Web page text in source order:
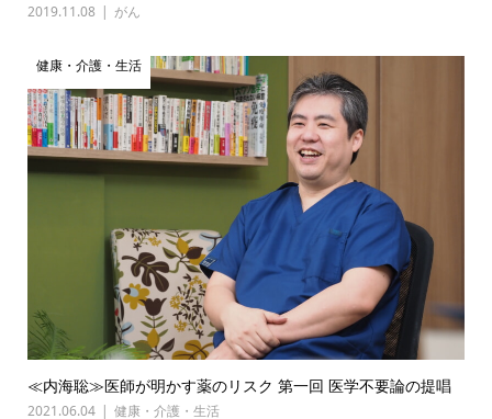
2019.11.08 がん
健康・介護・生活
≪内海聡≫医師が明かす薬のリスク 第一回 医学不要論の提唱
2021.06.04 健康・介護・生活